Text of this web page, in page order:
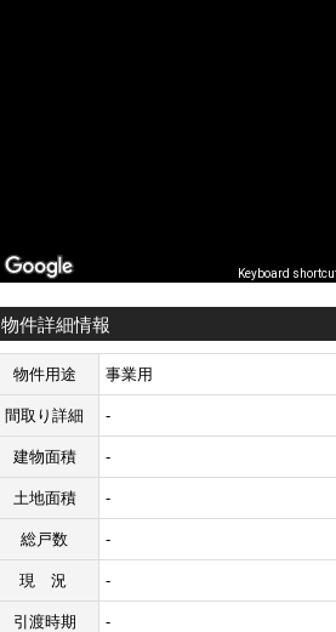
Keyboard
物件詳細情報
物件用途 事業用
間取り詳細 -
建物面積 -
土地面積 -
総戸数 -
現況 -
引渡時期 -